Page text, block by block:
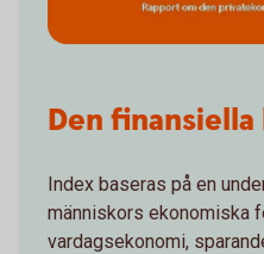
Den
Index baseras på en
människors ekonomiska
vardagsekonomi,